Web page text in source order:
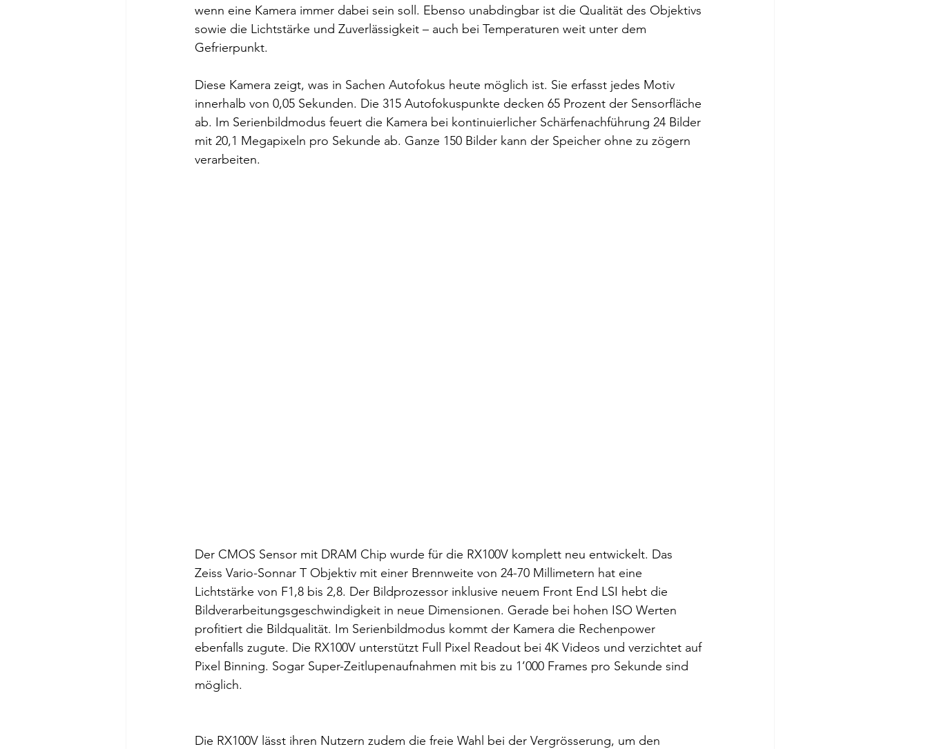
wenn eine Kamera immer dabei sein soll. Ebenso unabdingbar ist die Qualität des Objektivs
sowie die Lichtstärke und Zuverlässigkeit – auch bei Temperaturen weit unter dem
Gefrierpunkt.
Diese Kamera zeigt, was in Sachen Autofokus heute möglich ist. Sie erfasst jedes Motiv
innerhalb von 0,05 Sekunden. Die 315 Autofokuspunkte decken 65 Prozent der Sensorfläche
ab. Im Serienbildmodus feuert die Kamera bei kontinuierlicher Schärfenachführung 24 Bilder
mit 20,1 Megapixeln pro Sekunde ab. Ganze 150 Bilder kann der Speicher ohne zu zögern
verarbeiten.
Der CMOS Sensor mit DRAM Chip wurde für die RX100V komplett neu entwickelt. Das
Zeiss Vario-Sonnar T Objektiv mit einer Brennweite von 24-70 Millimetern hat eine
Lichtstärke von F1,8 bis 2,8. Der Bildprozessor inklusive neuem Front End LSI hebt die
Bildverarbeitungsgeschwindigkeit in neue Dimensionen. Gerade bei hohen ISO Werten
profitiert die Bildqualität. Im Serienbildmodus kommt der Kamera die Rechenpower
ebenfalls zugute. Die RX100V unterstützt Full Pixel Readout bei 4K Videos und verzichtet auf
Pixel Binning. Sogar Super-Zeitlupenaufnahmen mit bis zu 1’000 Frames pro Sekunde sind
möglich.
Die RX100V lässt ihren Nutzern zudem die freie Wahl bei der Vergrösserung, um den